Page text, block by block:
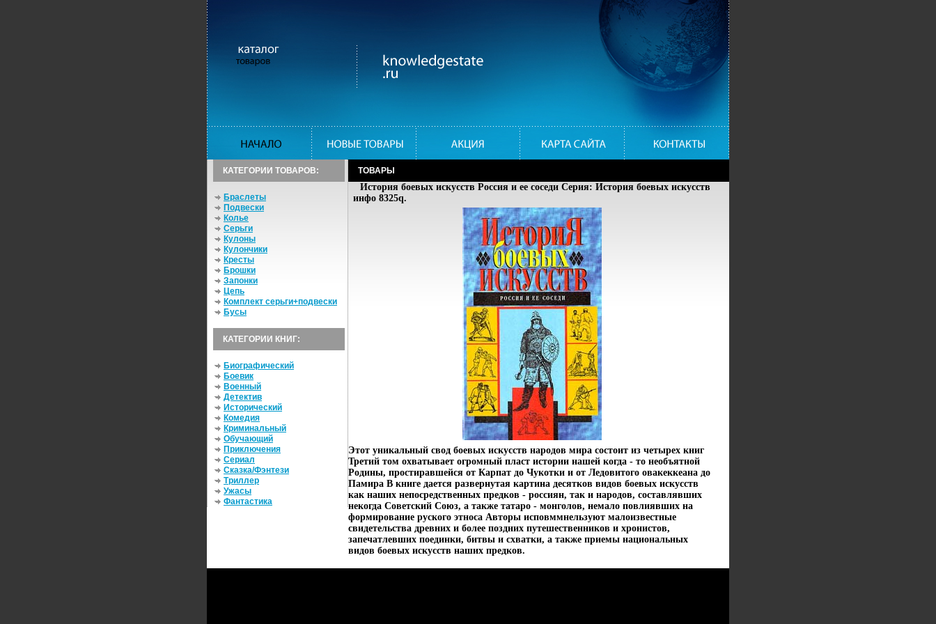
КАТЕГОРИИ ТОВАРОВ:
Браслеты
Подвески
Колье
Серьги
Кулоны
Кулончики
Кресты
Брошки
Запонки
Цепь
Комплект серьги+подвески
Бусы
КАТЕГОРИИ КНИГ:
Биографический
Боевик
Военный
Детектив
Исторический
Комедия
Криминальный
Обучающий
Приключения
Сериал
Сказка/Фэнтези
Триллер
Ужасы
Фантастика
ТОВАРЫ
История боевых искусств Россия и ее соседи Серия: История боевых искусств
инфо 8325q.
Этот уникальный свод боевых искусств народов мира состоит из четырех книг
Третий том охватывает огромный пласт истории нашей когда - то необъятной
Родины, простиравшейся от Карпат до Чукотки и от Ледовитого овакеккеана до
Памира В книге дается развернутая картина десятков видов боевых искусств
как наших непосредственных предков - россиян, так и народов, составлявших
некогда Советский Союз, а также татаро - монголов, немало повлиявших на
формирование руского этноса Авторы исповммнельзуют малоизвестные
свидетельства древних и более поздних путешественников и хронистов,
запечатлевших поединки, битвы и схватки, а также приемы национальных
видов боевых искусств наших предков.